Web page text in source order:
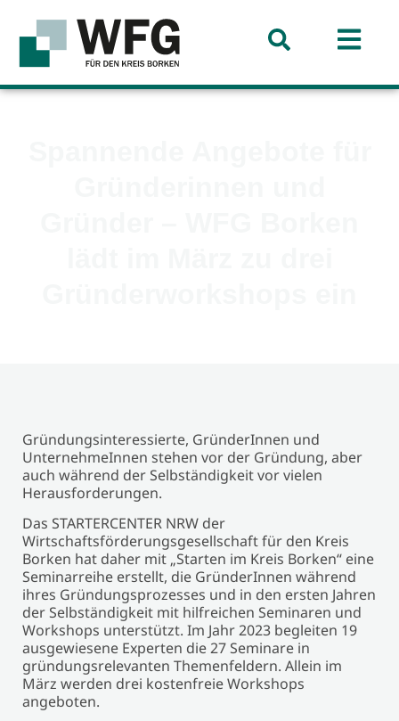
Gründungsinteressierte, GründerInnen und
UnternehmeInnen stehen vor der Gründung, aber
auch während der Selbständigkeit vor vielen
Herausforderungen.
Das STARTERCENTER NRW der
Wirtschaftsförderungsgesellschaft für den Kreis
Borken hat daher mit „Starten im Kreis Borken“ eine
Seminarreihe erstellt, die GründerInnen während
ihres Gründungsprozesses und in den ersten Jahren
der Selbständigkeit mit hilfreichen Seminaren und
Workshops unterstützt. Im Jahr 2023 begleiten 19
ausgewiesene Experten die 27 Seminare in
gründungsrelevanten Themenfeldern. Allein im
März werden drei kostenfreie Workshops
angeboten.